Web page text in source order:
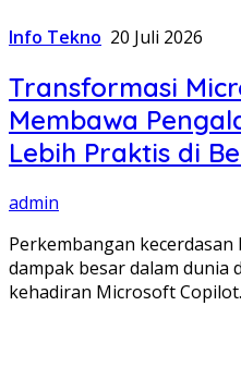
Info Tekno 20 Juli 2026
Transformasi
Membawa
Lebih Praktis di
admin
Perkembangan
dampak besar dalam dunia
kehadiran Microsoft